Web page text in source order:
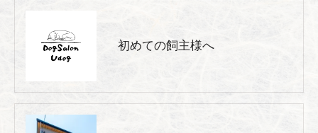
初めての飼主様へ